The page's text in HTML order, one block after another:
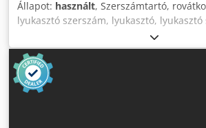
Állapot: használt, Szerszámtartó,
lyukasztó szerszám, lyukasztó, lyukasztó
lyukasztó lyukasztó, -Gyártó: Mubea,
52 mm -Típus: Mubea 52 lyukasztó Ø 50
Ameiqhh Ijajf -Mátrix: Ø 150 mm -méret
125 mm -Súly: 6,8 kg